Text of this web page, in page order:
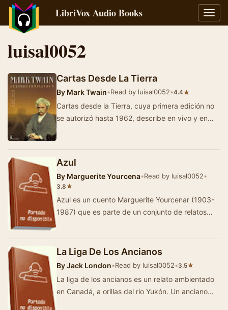
LibriVox Audio Books
luisal0052
Cartas Desde La Tierra
By Mark Twain•Read by luisal0052•4.4★
Cartas desde la Tierra, cuya primera edición no
se autorizó hasta 1962, describe en vivo y en
Azul
By Marguerite Yourcena•Read by luisal0052•
3.8★
Azul es un cuento Marguerite Yourcenar (1903-
1987) que es parte de un conjunto de relatos
La Liga De Los Ancianos
ByJack London•Read by luisal0052•3.5★
La liga de los ancianos es un relato ambientado
en Canadá, a orillas del rio Yukón. Un anciano